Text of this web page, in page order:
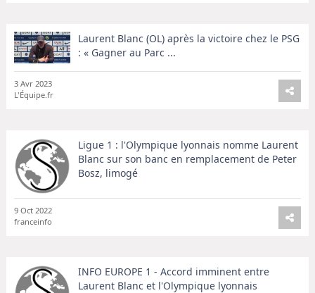
Laurent Blanc (OL) après la victoire chez le PSG
: « Gagner au Parc ...
3 Avr 2023
L'Équipe.fr
Ligue 1 : l'Olympique lyonnais nomme Laurent
Blanc sur son banc en remplacement de Peter
Bosz, limogé
9 Oct 2022
franceinfo
INFO EUROPE 1 - Accord imminent entre
Laurent Blanc et l'Olympique lyonnais